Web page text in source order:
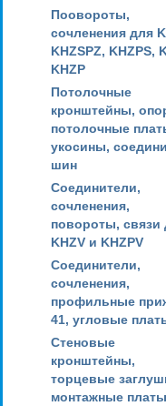
Поовороты,
сочленения для
KHZSPZ, KHZPS,
KHZP
Потолочные
кронштейны,
потолочные
укосины,
шин
Соединители,
сочленения,
повороты, связи
KHZV и KHZPV
Соединители,
сочленения,
профильные
41, угловые
Стеновые
кронштейны,
торцевые
монтажные